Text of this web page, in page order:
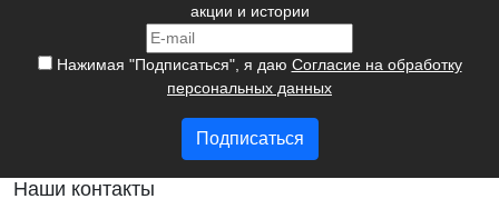
акции и истории
Нажимая "Подписаться", я даю Согласие на обработку
персональных данных
Подписаться
Наши контакты